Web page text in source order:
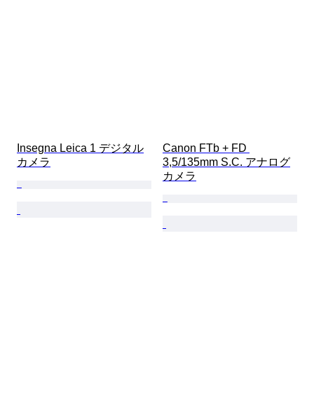
Insegna Leica 1 デジタル
カメラ
Canon FTb + FD
3,5/135mm S.C. アナログ
カメラ